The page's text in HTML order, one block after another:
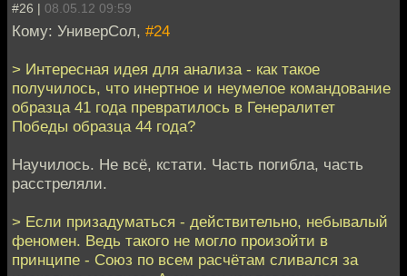
#26 | 08.05.12 09:59
Кому: УниверСол, #24
> Интересная идея для анализа - как такое
получилось, что инертное и неумелое командование
образца 41 года превратилось в Генералитет
Победы образца 44 года?
Научилось. Не всё, кстати. Часть погибла, часть
расстреляли.
> Если призадуматься - действительно, небывалый
феномен. Ведь такого не могло произойти в
принципе - Союз по всем расчётам сливался за